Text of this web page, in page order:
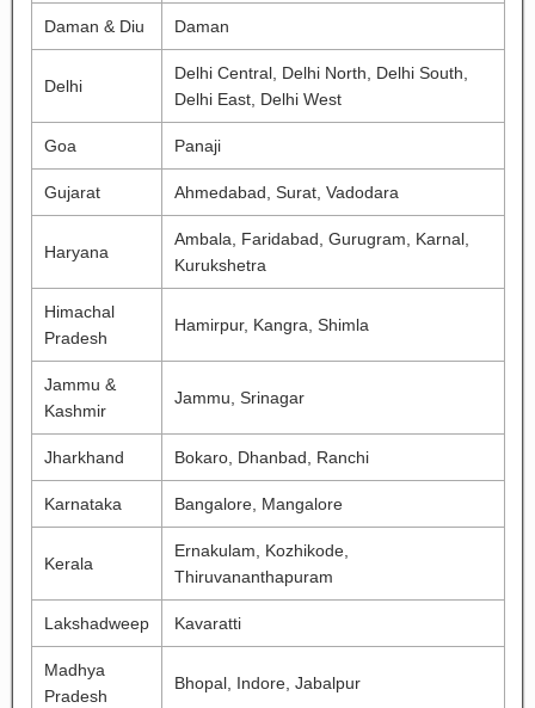
Daman & Diu Daman
Delhi
Delhi Central, Delhi North, Delhi South,
Delhi East, Delhi West
Goa Panaji
Gujarat Ahmedabad, Surat, Vadodara
Haryana
Ambala, Faridabad, Gurugram, Karnal,
Kurukshetra
Himachal
Pradesh
Hamirpur, Kangra, Shimla
Jammu &
Kashmir
Jammu, Srinagar
Jharkhand Bokaro, Dhanbad, Ranchi
Karnataka Bangalore, Mangalore
Kerala
Ernakulam, Kozhikode,
Thiruvananthapuram
Lakshadweep Kavaratti
Madhya
Pradesh
Bhopal, Indore, Jabalpur